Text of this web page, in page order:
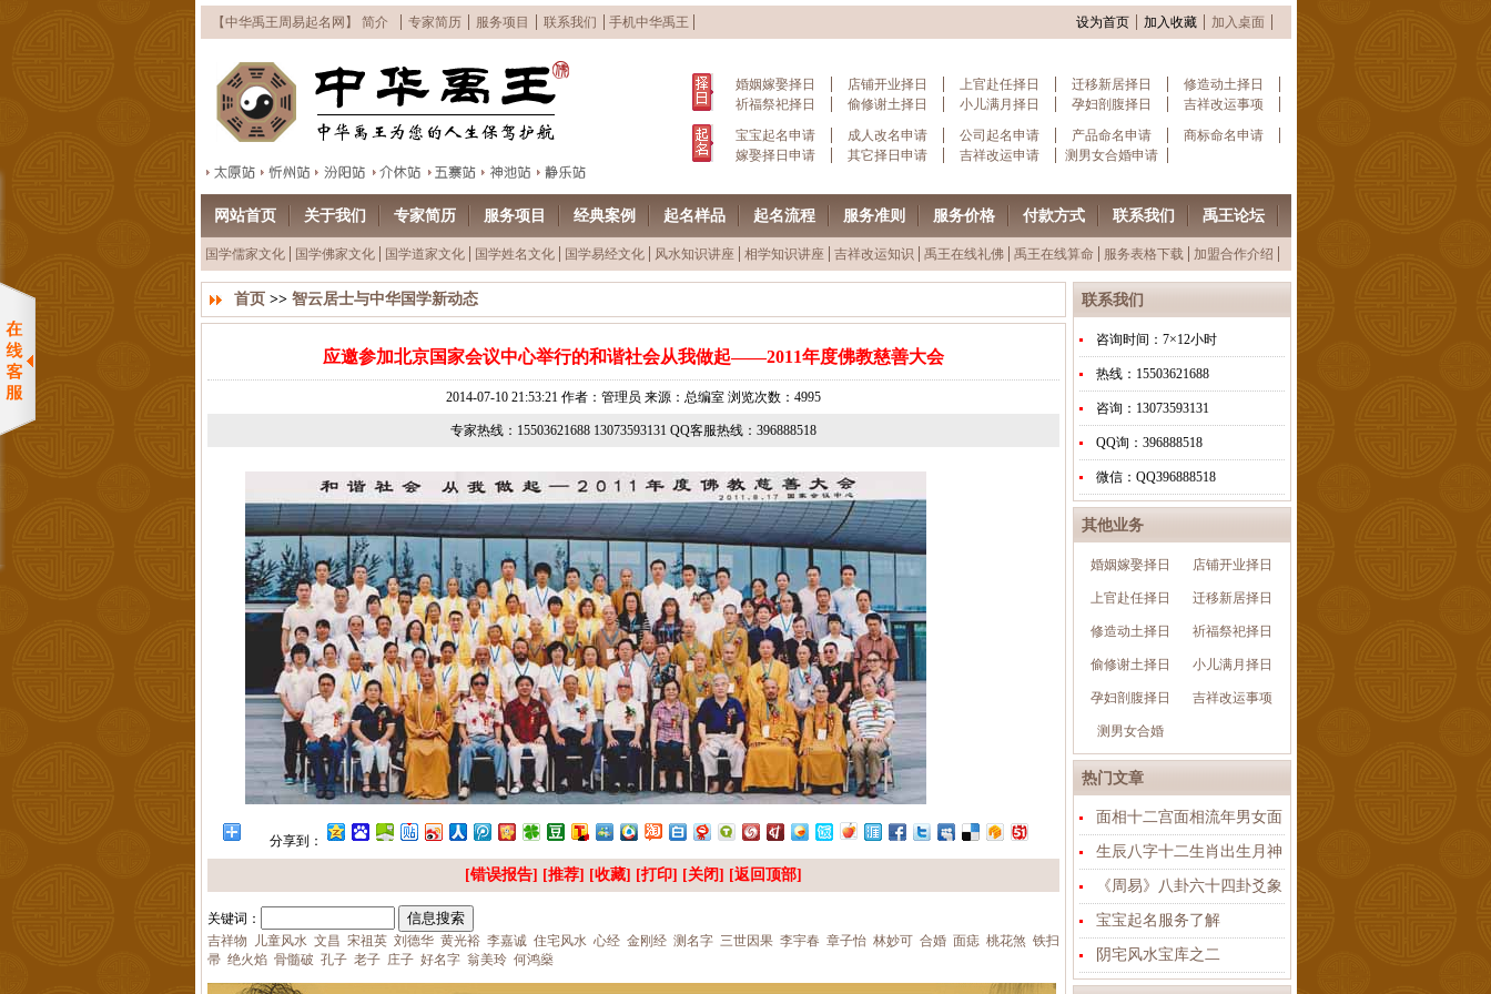
【中华禹王周易起名网】 简介 专家简历 服务项目 联系我们 手机中华禹王 设为首页 加入收藏 加入桌面
婚姻嫁娶择日 店铺开业择日 上官赴任择日 迁移新居择日
修造动土择日
祈福祭祀择日
偷修谢土择日 小儿满月择日 孕妇剖腹择日
吉祥改运事项
宝宝起名申请
成人改名申请 公司起名申请 产品命名申请
商标命名申请
嫁娶择日申请
其它择日申请 吉祥改运申请 测男女合婚申请
网站首页 关于我们 专家简历 服务项目 经典案例 起名样品 起名流程 服务准则 服务价格 付款方式 联系我们 禹王论坛
国学儒家文化 国学佛家文化 国学道家文化 国学姓名文化 国学易经文化 风水知识讲座 相学知识讲座 吉祥改运知识 禹王在线礼佛 禹王在线算命 服务表格下载 加盟合作介绍
联系我们
咨询时间：7×12小时
热线：15503621688
咨询：13073593131
QQ询：396888518
微信：QQ396888518
其他业务
婚姻嫁娶择日 店铺开业择日
上官赴任择日 迁移新居择日
修造动土择日 祈福祭祀择日
偷修谢土择日 小儿满月择日
孕妇剖腹择日 吉祥改运事项
测男女合婚
热门文章
面相十二宫面相流年男女面
生辰八字十二生肖出生月神
《周易》八卦六十四卦爻象
宝宝起名服务了解
阴宅风水宝库之二
首页 >>智云居士与中华国学新动态
应邀参加北京国家会议中心举行的和谐社会从我做起——2011年度佛教慈善大会
2014-07-10 21:53:21 作者：管理员 来源：总编室 浏览次数：4995
专家热线：15503621688 13073593131 QQ客服热线：396888518
分享到：
[错误报告] [推荐] [收藏] [打印] [关闭] [返回顶部]
关键词：
吉祥物
儿童风水 文昌 宋祖英 刘德华 黄光裕 李嘉诚 住宅风水 心经 金刚经 测名字 三世因果 李宇春 章子怡 林妙可 合婚 面痣 桃花煞 铁扫
帚 绝火焰 骨髓破 孔子 老子 庄子 好名字 翁美玲 何鸿燊